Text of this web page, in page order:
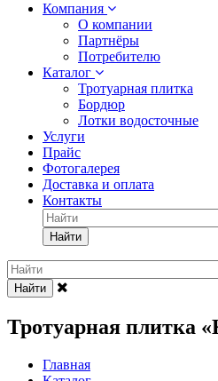
Компания
О компании
Партнёры
Потребителю
Каталог
Тротуарная плитка
Бордюр
Лотки водосточные
Услуги
Прайс
Фотогалерея
Доставка и оплата
Контакты
Найти
Найти
Тротуарная плитка
Главная